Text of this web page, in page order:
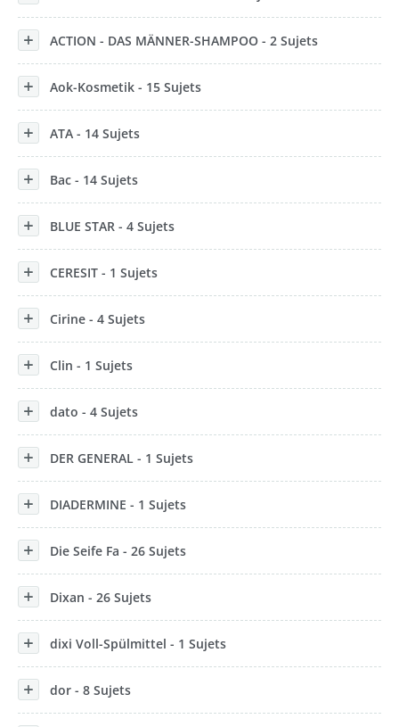
ACTION - DAS MÄNNER-SHAMPOO - 2 Sujets
Aok-Kosmetik - 15 Sujets
ATA - 14 Sujets
Bac - 14 Sujets
BLUE STAR - 4 Sujets
CERESIT - 1 Sujets
Cirine - 4 Sujets
Clin - 1 Sujets
dato - 4 Sujets
DER GENERAL - 1 Sujets
DIADERMINE - 1 Sujets
Die Seife Fa - 26 Sujets
Dixan - 26 Sujets
dixi Voll-Spülmittel - 1 Sujets
dor - 8 Sujets